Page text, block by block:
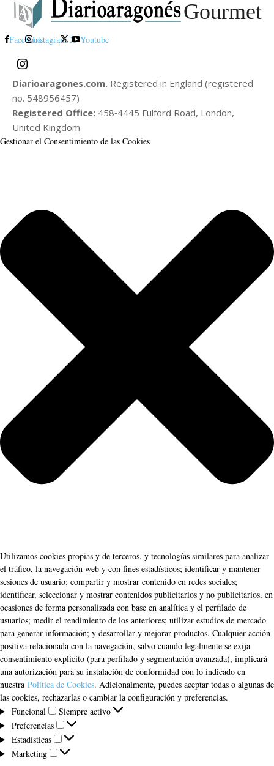
Gourmet
FacebookInstagram X Youtube
Diarioaragones.com. Registered in England (registered
no. 548956457)
Registered Office: 458‑4445 Fulford Road, London,
United Kingdom
Gestionar el Consentimiento de las Cookies
Utilizamos cookies propias y de terceros, y tecnologías similares para analizar
el tráfico, la navegación web y con fines estadísticos; identificar y mantener
sesiones de usuario; compartir y mostrar contenido en redes sociales;
identificar, seleccionar y mostrar contenidos publicitarios y no publicitarios, en
ocasiones de forma personalizada con base en analítica y el perfilado de
usuarios; medir el rendimiento de los anteriores; utilizar estudios de mercado
para generar información; y desarrollar y mejorar productos. Cualquier acción
positiva relacionada con la navegación, salvo cuando legalmente se exija
consentimiento explícito (para perfilado y segmentación avanzada), implicará
una autorización para su instalación de conformidad con lo indicado en
nuestra Política de Cookies. Adicionalmente, puedes aceptar todas o algunas de
las cookies, rechazarlas o cambiar la configuración y preferencias.
Funcional
Funcional
Siempre activo
Preferencias
Preferencias
Estadísticas
Estadísticas
Marketing
Marketing